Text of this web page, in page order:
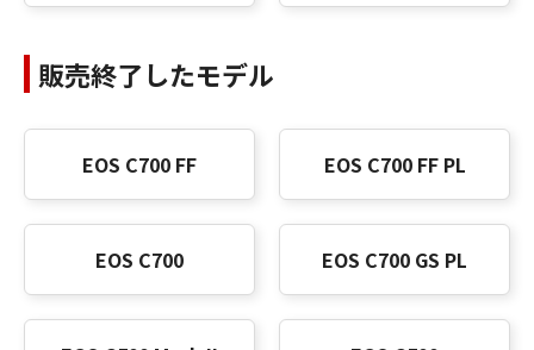
販売終了したモデル
EOS C700 FF EOS C700 FF PL
EOS C700 EOS C700 GS PL